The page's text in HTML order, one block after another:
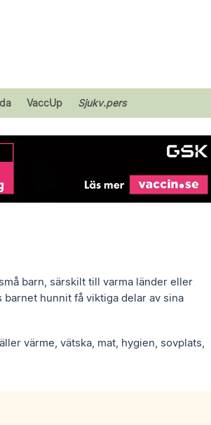
VaccUp Sjukv.pers
barn, särskilt till varma länder eller
hunnit få viktiga delar av sina
värme, vätska, mat, hygien, sovplats,